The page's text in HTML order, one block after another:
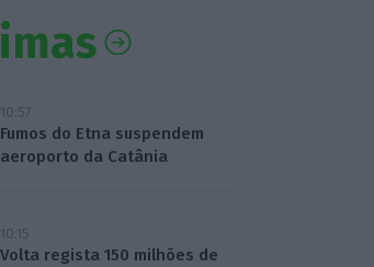
10:57
Fumos do Etna suspendem
aeroporto da Catânia
10:15
Volta regista 150 milhões de